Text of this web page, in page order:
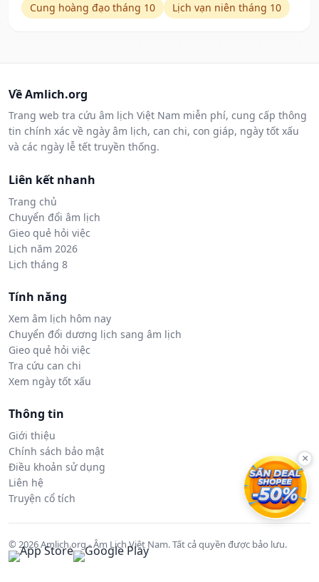
Cung hoàng đạo tháng 10
Lịch vạn niên tháng 10
Về Amlich.org
Trang web tra cứu âm lịch Việt Nam miễn phí, cung cấp thông
tin chính xác về ngày âm lịch, can chi, con giáp, ngày tốt xấu
và các ngày lễ tết truyền thống.
Liên kết nhanh
Trang chủ
Chuyển đổi âm lịch
Gieo quẻ hỏi việc
Lịch năm 2026
Lịch tháng 8
Tính năng
Xem âm lịch hôm nay
Chuyển đổi dương lịch sang âm lịch
Gieo quẻ hỏi việc
Tra cứu can chi
Xem ngày tốt xấu
Thông tin
Giới thiệu
Chính sách bảo mật
Điều khoản sử dụng
Liên hệ
Truyện cổ tích
© 2026 Amlich.org - Âm Lịch Việt Nam. Tất cả quyền được bảo lưu.
×